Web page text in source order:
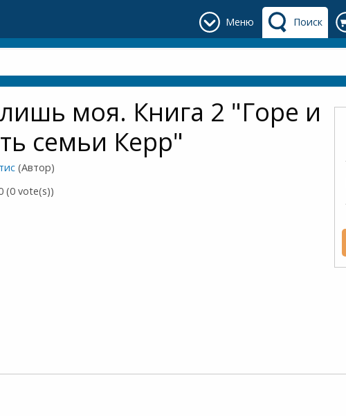
Меню Поиск
моя. Книга 2 "Горе и
семьи Керр"
(Автор)
(0 vote(s))